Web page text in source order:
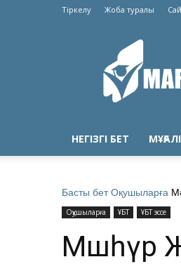
Тіркелу Жоба туралы
Martebe.kz
білім
сайты
НЕГІЗГІ БЕТ
Басты бет Оқушыларға
Оқушыларға ҰБТ ҰБТ эссе
Мәшһүр